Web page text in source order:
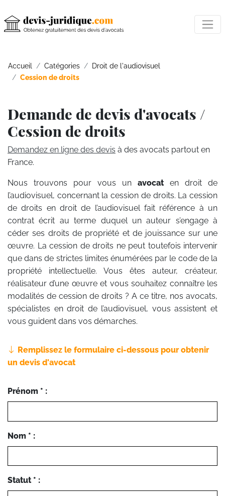
Accueil Catégories
Droit de l'audiovisuel
Cession de droits
Demande de devis d'avocats /
Cession de droits
Demandez en ligne des devis à des avocats partout en
France.
Nous trouvons pour vous un avocat en droit de
l’audiovisuel, concernant la cession de droits. La cession
de droits en droit de l’audiovisuel fait référence à un
contrat écrit au terme duquel un auteur s’engage à
céder ses droits de propriété et de jouissance sur une
œuvre. La cession de droits ne peut toutefois intervenir
que dans de strictes limites énumérées par le code de la
propriété intellectuelle. Vous êtes auteur, créateur,
réalisateur d’une œuvre et vous souhaitez connaître les
modalités de cession de droits ? A ce titre, nos avocats,
spécialistes en droit de l’audiovisuel, vous assistent et
vous guident dans vos démarches.
Remplissez le formulaire ci-dessous pour obtenir
un devis d'avocat
Prénom * :
Nom * :
Statut * :